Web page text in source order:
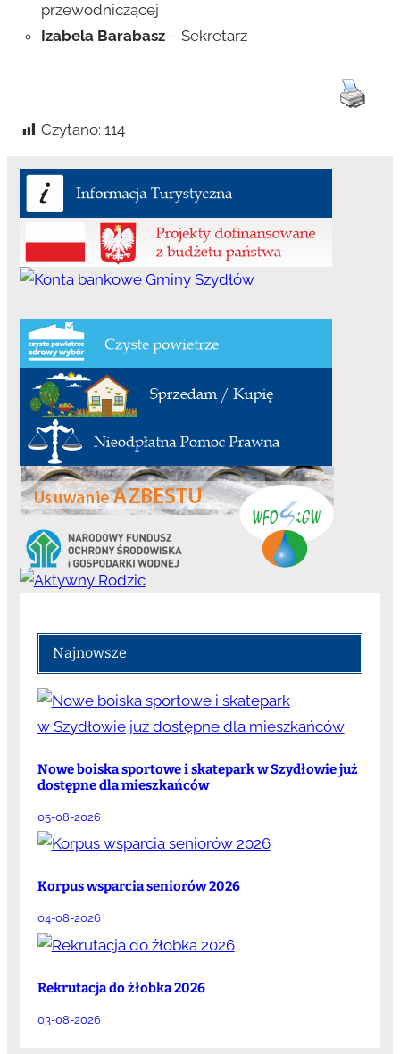
przewodniczącej
Izabela Barabasz– Sekretarz
Czytano: 114
Najnowsze
Nowe boiska sportowe i skatepark w Szydłowie już
dostępne dla mieszkańców
05-08-2026
Korpus wsparcia seniorów 2026
04-08-2026
Rekrutacja do żłobka 2026
03-08-2026